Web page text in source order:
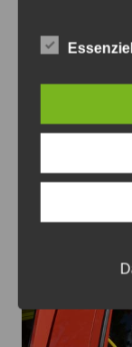
Zurück
Das könnte